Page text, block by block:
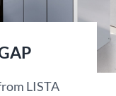
LISTA